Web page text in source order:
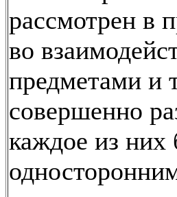
рассмотрен в
во
предметами и
совершенно
каждое из них